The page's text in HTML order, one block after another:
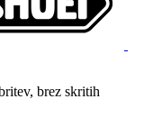
brez skritih